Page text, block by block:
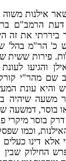
אילנות
דעת הרמב"ם
ביררתי את זה
כ' הר"מ בהל'
פירות ששית
והגיעו
שם מהר"י
והיא עונת
משעה שיהיה
בוסר, דמשעה
דרק בוסר מיקרי
וכמו
דינו כעלים
החילוק שבין